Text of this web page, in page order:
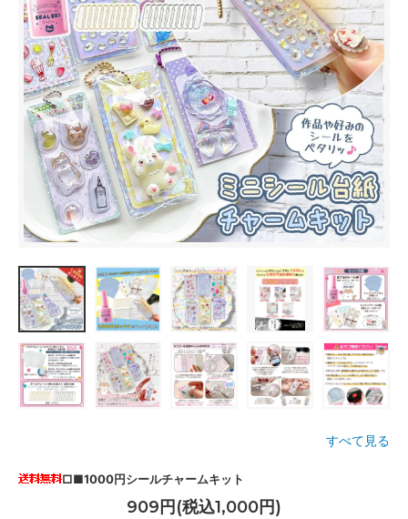
すべて見る
□■1000円シールチャームキット
909円(税込1,000円)